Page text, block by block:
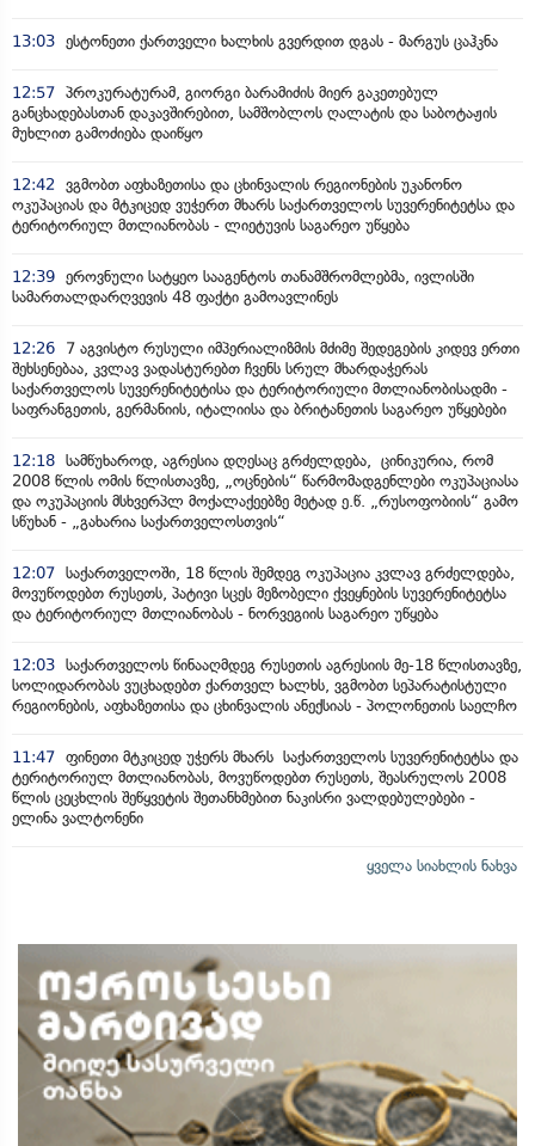
13:03 ესტონეთი ქართველი ხალხის გვერდით დგას - მარგუს ცაჰკნა
12:57 პროკურატურამ, გიორგი ბარამიძის მიერ გაკეთებულ
განცხადებასთან დაკავშირებით, სამშობლოს ღალატის და საბოტაჟის
მუხლით გამოძიება დაიწყო
12:42
ვგმობთ აფხაზეთისა და ცხინვალის რეგიონების უკანონო
ოკუპაციას და მტკიცედ ვუჭერთ მხარს საქართველოს სუვერენიტეტსა და
ტერიტორიულ მთლიანობას - ლიეტუვის საგარეო უწყება
12:39 ეროვნული სატყეო სააგენტოს თანამშრომლებმა, ივლისში
სამართალდარღვევის 48 ფაქტი გამოავლინეს
12:26
7 აგვისტო რუსული იმპერიალიზმის მძიმე შედეგების კიდევ ერთი
შეხსენებაა, კვლავ ვადასტურებთ ჩვენს სრულ მხარდაჭერას
საქართველოს სუვერენიტეტისა და ტერიტორიული მთლიანობისადმი -
საფრანგეთის, გერმანიის, იტალიისა და ბრიტანეთის საგარეო უწყებები
12:18 სამწუხაროდ, აგრესია დღესაც გრძელდება, ცინიკურია, რომ
2008 წლის ომის წლისთავზე, „ოცნების“ წარმომადგენლები ოკუპაციასა
და ოკუპაციის მსხვერპლ მოქალაქეებზე მეტად ე.წ. „რუსოფობიის“ გამო
სწუხან - „გახარია საქართველოსთვის“
12:07 საქართველოში, 18 წლის შემდეგ ოკუპაცია კვლავ გრძელდება,
მოვუწოდებთ რუსეთს, პატივი სცეს მეზობელი ქვეყნების სუვერენიტეტსა
და ტერიტორიულ მთლიანობას - ნორვეგიის საგარეო უწყება
12:03 საქართველოს წინააღმდეგ რუსეთის აგრესიის მე-18 წლისთავზე,
სოლიდარობას ვუცხადებთ ქართველ ხალხს, ვგმობთ სეპარატისტული
რეგიონების, აფხაზეთისა და ცხინვალის ანექსიას - პოლონეთის საელჩო
11:47 ფინეთი მტკიცედ უჭერს მხარს საქართველოს სუვერენიტეტსა და
ტერიტორიულ მთლიანობას, მოვუწოდებთ რუსეთს, შეასრულოს 2008
წლის ცეცხლის შეწყვეტის შეთანხმებით ნაკისრი ვალდებულებები -
ელინა ვალტონენი
ყველა სიახლის ნახვა